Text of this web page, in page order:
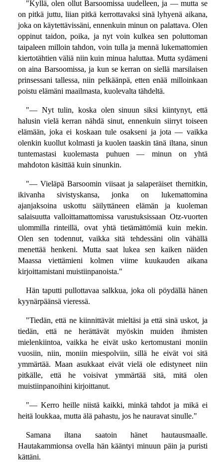
"Kyllä, olen ollut Barsoomissa uudelleen, ja — mutta se
on pitkä juttu, liian pitkä kerrottavaksi sinä lyhyenä aikana,
joka on käytettävissäni, ennenkuin minun on palattava. Olen
oppinut taidon, poika, ja nyt voin kulkea sen poluttoman
taipaleen milloin tahdon, voin tulla ja mennä lukemattomien
kiertotähtien väliä niin kuin minua haluttaa. Mutta sydämeni
on aina Barsoomissa, ja kun se kerran on siellä marsilaisen
prinsessani tallessa, niin pelkäänpä, etten enää milloinkaan
poistu elämäni maailmasta, kuolevalta tähdeltä.
"— Nyt tulin, koska olen sinuun siksi kiintynyt, että
halusin vielä kerran nähdä sinut, ennenkuin siirryt toiseen
elämään, joka ei koskaan tule osakseni ja jota — vaikka
olenkin kuollut kolmasti ja kuolen taaskin tänä iltana, sinun
tuntemastasi kuolemasta puhuen — minun on yhtä
mahdoton käsittää kuin sinunkin.
"— Vieläpä Barsoomin viisaat ja salaperäiset thernitkin,
ikivanha sivistyskansa, jonka on lukemattomina
ajanjaksoina uskottu säilyttäneen elämän ja kuoleman
salaisuutta valloittamattomissa varustuksissaan Otz-vuorten
ulommilla rinteillä, ovat yhtä tietämättömiä kuin mekin.
Olen sen todennut, vaikka sitä tehdessäni olin vähällä
menettää henkeni. Mutta saat lukea sen kaiken näiden
Maassa viettämieni kolmen viime kuukauden aikana
kirjoittamistani muistiinpanoista."
Hän taputti pullottavaa salkkua, joka oli pöydällä hänen
kyynärpäänsä vieressä.
"Tiedän, että ne kiinnittävät mieltäsi ja että sinä uskot, ja
tiedän, että ne herättävät myöskin muiden ihmisten
mielenkiintoa, vaikka he eivät usko kertomustani moniin
vuosiin, niin, moniin miespolviin, sillä he eivät voi sitä
ymmärtää. Maan asukkaat eivät vielä ole edistyneet niin
pitkälle, että he voisivat ymmärtää sitä, mitä olen
muistiinpanoihini kirjoittanut.
"— Kerro heille niistä kaikki, minkä tahdot ja mikä ei
heitä loukkaa, mutta älä pahastu, jos he nauravat sinulle."
Samana iltana saatoin hänet hautausmaalle.
Hautakammionsa ovella hän kääntyi minuun päin ja puristi
kättäni.